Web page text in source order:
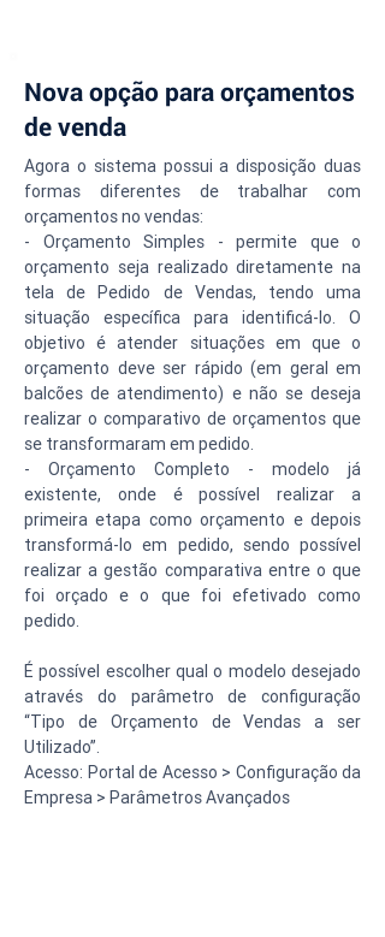
Nova opção para orçamentos
de venda
Agora o sistema possui a disposição duas
formas diferentes de trabalhar com
orçamentos no vendas:
- Orçamento Simples - permite que o
orçamento seja realizado diretamente na
tela de Pedido de Vendas, tendo uma
situação específica para identificá-lo. O
objetivo é atender situações em que o
orçamento deve ser rápido (em geral em
balcões de atendimento) e não se deseja
realizar o comparativo de orçamentos que
se transformaram em pedido.
- Orçamento Completo - modelo já
existente, onde é possível realizar a
primeira etapa como orçamento e depois
transformá-lo em pedido, sendo possível
realizar a gestão comparativa entre o que
foi orçado e o que foi efetivado como
pedido.
É possível escolher qual o modelo desejado
através do parâmetro de configuração
“Tipo de Orçamento de Vendas a ser
Utilizado”.
Acesso: Portal de Acesso > Configuração da
Empresa > Parâmetros Avançados